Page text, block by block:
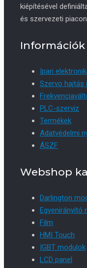
kiépítésével
és szervezeti
Információk
Ipari
Szervo hajtás
PLC-szerviz
Termékek
Adatvédelmi
ÁSZF
Webshop
Darlington
Egyenirányító
Film
HMI Touch
IGBT modulok
LCD panel